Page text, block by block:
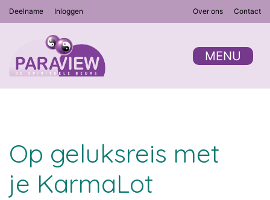
Deelname Inloggen Over ons Contact
MENU
Op geluksreis met
je KarmaLot